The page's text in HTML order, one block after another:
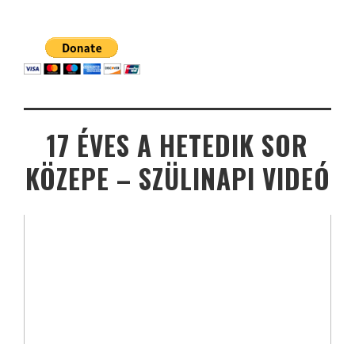
17 ÉVES A HETEDIK SOR
KÖZEPE – SZÜLINAPI VIDEÓ